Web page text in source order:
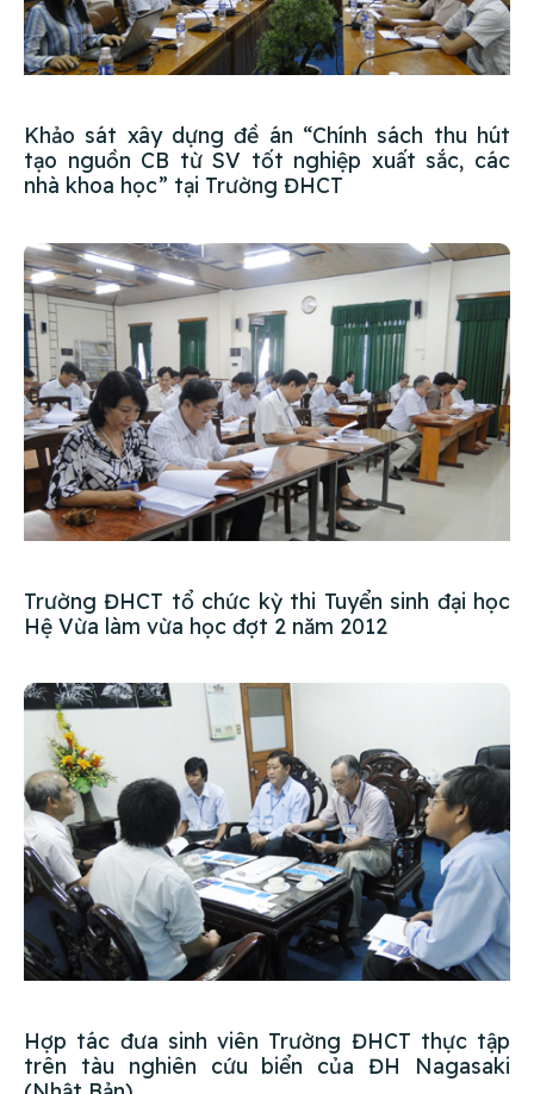
Khảo sát xây dựng đề án “Chính sách thu hút
tạo nguồn CB từ SV tốt nghiệp xuất sắc, các
nhà khoa học” tại Trường ĐHCT
Trường ĐHCT tổ chức kỳ thi Tuyển sinh đại học
Hệ Vừa làm vừa học đợt 2 năm 2012
Hợp tác đưa sinh viên Trường ĐHCT thực tập
trên tàu nghiên cứu biển của ĐH Nagasaki